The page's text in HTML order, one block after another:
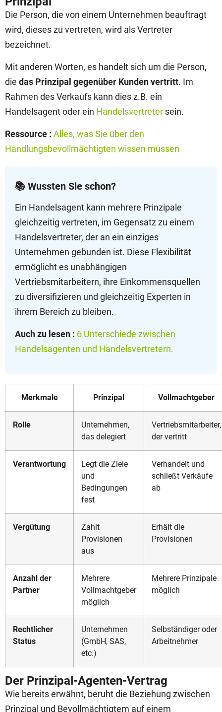
Die Person, die von einem Unternehmen beauftragt
wird, dieses zu vertreten, wird als Vertreter
bezeichnet.
Mit anderen Worten, es handelt sich um die Person,
die das Prinzipal gegenüber Kunden vertritt. Im
Rahmen des Verkaufs kann dies z.B. ein
Handelsagent oder ein Handelsvertreter sein.
Ressource : Alles, was Sie über den
Handlungsbevollmächtigten wissen müssen
📚 Wussten Sie schon?
Ein Handelsagent kann mehrere Prinzipale
gleichzeitig vertreten, im Gegensatz zu einem
Handelsvertreter, der an ein einziges
Unternehmen gebunden ist. Diese Flexibilität
ermöglicht es unabhängigen
Vertriebsmitarbeitern, ihre Einkommensquellen
zu diversifizieren und gleichzeitig Experten in
ihrem Bereich zu bleiben.
Auch zu lesen : 6 Unterschiede zwischen
Handelsagenten und Handelsvertretern.
Merkmale Prinzipal Vollmachtgeber
Rolle
Unternehmen,
das delegiert
Vertriebsmitarbeiter,
der vertritt
Verantwortung
Legt die Ziele
und
Bedingungen
fest
Verhandelt und
schließt Verkäufe
ab
Vergütung
Zahlt
Provisionen
aus
Erhält die
Provisionen
Anzahl der
Partner
Mehrere
Vollmachtgeber
möglich
Mehrere Prinzipale
möglich
Rechtlicher
Status
Unternehmen
(GmbH, SAS,
etc.)
Selbständiger oder
Arbeitnehmer
Der Prinzipal-Agenten-Vertrag
Wie bereits erwähnt, beruht die Beziehung zwischen
Prinzipal und Bevollmächtigtem auf einem